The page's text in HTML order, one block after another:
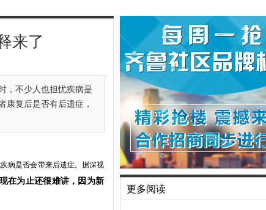
来了
，不少人也担忧疾病是
康复后是否有后遗症，
病是否会带来后遗症。据深视
在为止还很难讲，因为新
更多阅读